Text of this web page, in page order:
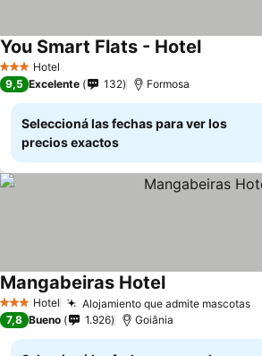
3 Estrellas
Hotel
You Smart Flats - HotelVer
9,5 Excelente 132 Formosa
Seleccioná las fechas para ver los
precios exactos
3 Estrellas
Hotel Alojamiento que admite mascotas
Mangabeiras HotelVer precios
7,8 Bueno 1.926 Goiânia